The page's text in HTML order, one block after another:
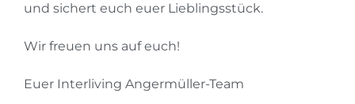
und sichert euch euer Lieblingsstück.
Wir freuen uns auf euch!
Euer Interliving Angermüller-Team